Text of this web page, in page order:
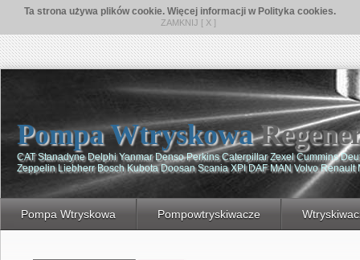
Ta strona używa plików cookie. Więcej informacji w Polityka cookies.
ZAMKNIJ [ X ]
Pompa Wtryskowa
CAT Stanadyne Delphi Yanmar Denso Perkins Caterpillar Zexel Cummins
Zeppelin Liebherr Bosch Kubota Doosan Scania XPI DAF MAN Volvo Renault
Pompa Wtryskowa Pompowtryskiwacze